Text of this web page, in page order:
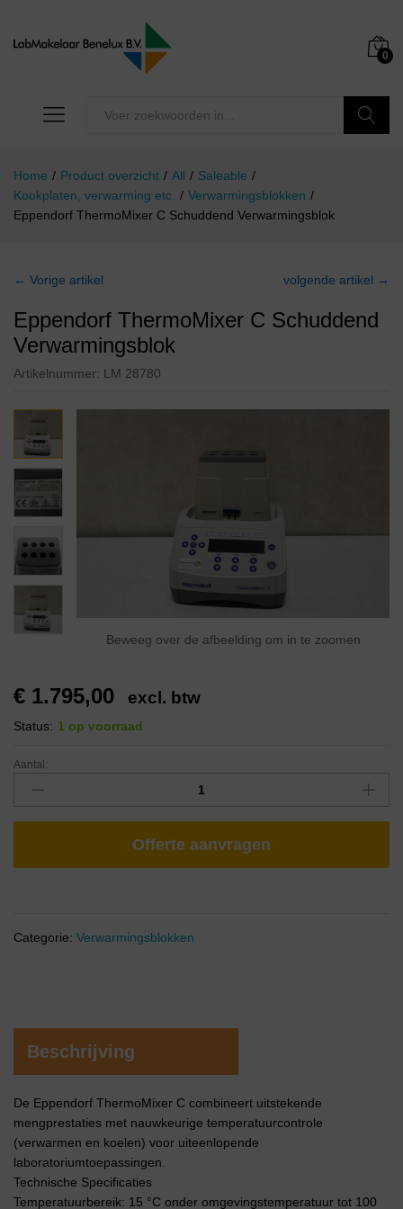
0
Home / Product overzicht / All / Saleable /
Kookplaten, verwarming etc. / Verwarmingsblokken /
Eppendorf ThermoMixer C Schuddend Verwarmingsblok
← Vorige artikel volgende artikel →
Eppendorf ThermoMixer C Schuddend
Verwarmingsblok
Artikelnummer: LM 28780
Beweeg over de afbeelding om in te zoomen
€ 1.795,00 excl. btw
Status: 1 op voorraad
Aantal:
Offerte aanvragen
Categorie: Verwarmingsblokken
Beschrijving
De Eppendorf ThermoMixer C combineert uitstekende
mengprestaties met nauwkeurige temperatuurcontrole
(verwarmen en koelen) voor uiteenlopende
laboratoriumtoepassingen.
Technische Specificaties
Temperatuurbereik: 15 °C onder omgevingstemperatuur tot 100